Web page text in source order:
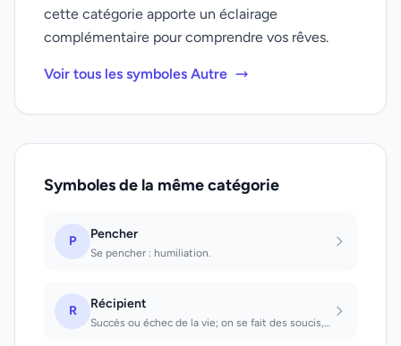
cette catégorie apporte un éclairage
complémentaire pour comprendre vos rêves.
Voir tous les symboles Autre
Symboles de la même catégorie
P Pencher
Se pencher : humiliation.
R Récipient
Succès ou échec de la vie; on se fait des soucis, mais on devrait avoir confianc...